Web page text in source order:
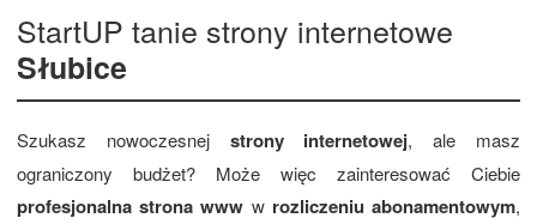
StartUP tanie strony internetowe
Słubice
Szukasz nowoczesnej strony internetowej, ale masz
ograniczony budżet? Może więc zainteresować Ciebie
profesjonalna strona www w rozliczeniu abonamentowym,